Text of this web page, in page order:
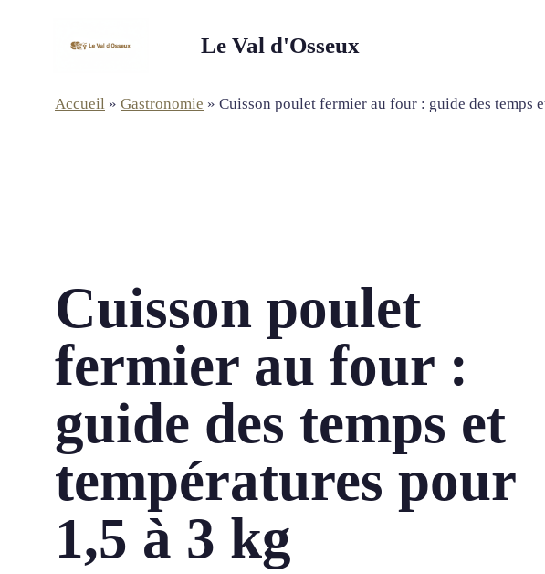
Le Val d'Osseux
Accueil » Gastronomie » Cuisson poulet fermier au four : guide des temps
Cuisson poulet
fermier au four :
guide des temps et
températures pour
1,5 à 3 kg